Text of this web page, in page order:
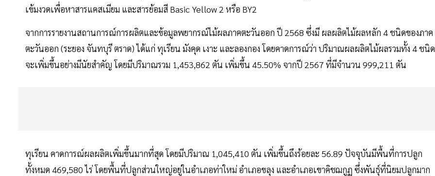
เข้มงวดเพื่อหาสารแคสเมียม และสารย้อมสี Basic Yellow 2 หรือ BY2
จากการรายงานสถานการณ์การผลิตและข้อมูลพยากรณ์ไม้ผลภาคตะวันออก ปี 2568 ซึ่งมี ผลผลิตไม้ผลหลัก 4 ชนิดของภาค
ตะวันออก (ระยอง จันทบุรี ตราด) ได้แก่ ทุเรียน มังคุด เงาะ และลองกอง โดยคาดการณ์ว่า ปริมาณผลผลิตไม้ผลรวมทั้ง 4 ชนิด
จะเพิ่มขึ้นอย่างมีนัยสำคัญ โดยมีปริมาณรวม 1,453,862 ตัน เพิ่มขึ้น 45.50% จากปี 2567 ที่มีจำนวน 999,211 ตัน
ทุเรียน คาดการณ์ผลผลิตเพิ่มขึ้นมากที่สุด โดยมีปริมาณ 1,045,410 ตัน เพิ่มขึ้นถึงร้อยละ 56.89 ปัจจุบันมีพื้นที่การปลูก
ทั้งหมด 469,580 ไร่ โดยพื้นที่ปลูกส่วนใหญ่อยู่ในอำเภอท่าใหม่ อำเภอขลุง และอำเภอเขาคิชฌกูฏ ซึ่งพันธุ์ที่นิยมปลูกมาก